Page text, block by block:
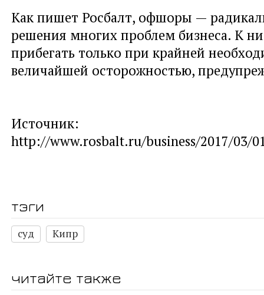
Как пишет Росбалт, офшоры —
решения многих проблем бизнеса. К
прибегать только при крайней
величайшей осторожностью,
Источник:
http://www.rosbalt.ru/business/2017/03/
тэги
суд Кипр
читайте также